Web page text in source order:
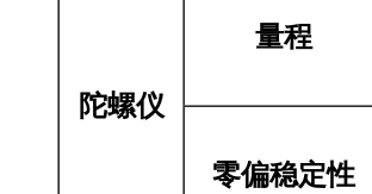
陀螺仪
量程
零偏稳定性